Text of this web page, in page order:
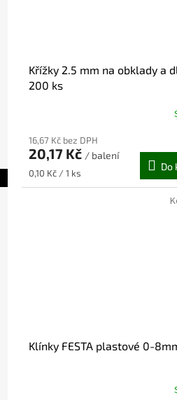
Křížky 2.5 mm na obklady a
200 ks
16,67 Kč bez DPH
20,17 Kč / balení
Měrná
0,10 Kč / 1 ks
Do
Klínky FESTA plastové 0-